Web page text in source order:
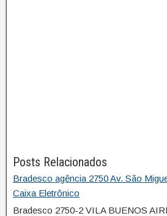
Posts Relacionados
Bradesco agência 2750 Av. São
Caixa Eletrônico
Bradesco 2750-2 VILA BUENOS